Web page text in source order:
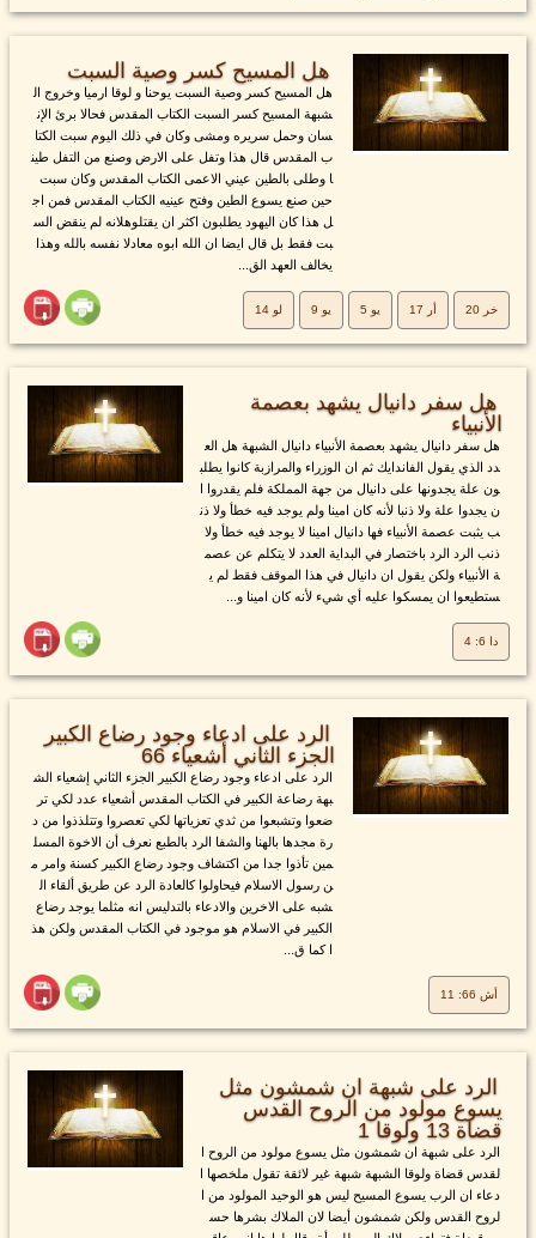
هل المسيح كسر وصية السبت
هل المسيح كسر وصية السبت يوحنا و لوقا ارميا وخروج ال
شبهة المسيح كسر السبت الكتاب المقدس فحالا برئ الإن
سان وحمل سريره ومشى وكان في ذلك اليوم سبت الكتا
ب المقدس قال هذا وتفل على الارض وصنع من التفل طين
ا وطلى بالطين عيني الاعمى الكتاب المقدس وكان سبت
حين صنع يسوع الطين وفتح عينيه الكتاب المقدس فمن اج
ل هذا كان اليهود يطلبون اكثر ان يقتلوهلانه لم ينقض الس
بت فقط بل قال ايضا ان الله ابوه معادلا نفسه بالله وهذا
يخالف العهد الق...
خر 20 أر 17 يو 5 يو 9 لو 14
هل سفر دانيال يشهد بعصمة
الأنبياء
هل سفر دانيال يشهد بعصمة الأنبياء دانيال الشبهة هل الع
دد الذي يقول الفاندايك ثم ان الوزراء والمرازبة كانوا يطلب
ون علة يجدونها على دانيال من جهة المملكة فلم يقدروا ا
ن يجدوا علة ولا ذنبا لأنه كان امينا ولم يوجد فيه خطأ ولا ذن
ب يثبت عصمة الأنبياء فها دانيال امينا لا يوجد فيه خطأ ولا
ذنب الرد الرد باختصار في البداية العدد لا يتكلم عن عصم
ة الأنبياء ولكن يقول ان دانيال في هذا الموقف فقط لم ي
ستطيعوا ان يمسكوا عليه أي شيء لأنه كان امينا و...
دا 6: 4
الرد على ادعاء وجود رضاع الكبير
الجزء الثاني أشعياء 66
الرد على ادعاء وجود رضاع الكبير الجزء الثاني إشعياء الش
بهة رضاعة الكبير في الكتاب المقدس أشعياء عدد لكي تر
ضعوا وتشبعوا من ثدي تعزياتها لكي تعصروا وتتلذذوا من د
رة مجدها بالهنا والشفا الرد بالطبع نعرف أن الاخوة المسل
مين تأذوا جدا من اكتشاف وجود رضاع الكبير كسنة وامر م
ن رسول الاسلام فيحاولوا كالعادة الرد عن طريق ألقاء ال
شبه على الاخرين والادعاء بالتدليس انه مثلما يوجد رضاع
الكبير في الاسلام هو موجود في الكتاب المقدس ولكن هذ
ا كما ق...
أش 66: 11
الرد على شبهة ان شمشون مثل
يسوع مولود من الروح القدس
قضاة 13 ولوقا 1
الرد على شبهة ان شمشون مثل يسوع مولود من الروح ا
لقدس قضاة ولوقا الشبهة شبهة غير لائقة تقول ملخصها ا
دعاء ان الرب يسوع المسيح ليس هو الوحيد المولود من ا
لروح القدس ولكن شمشون أيضا لان الملاك بشرها حس